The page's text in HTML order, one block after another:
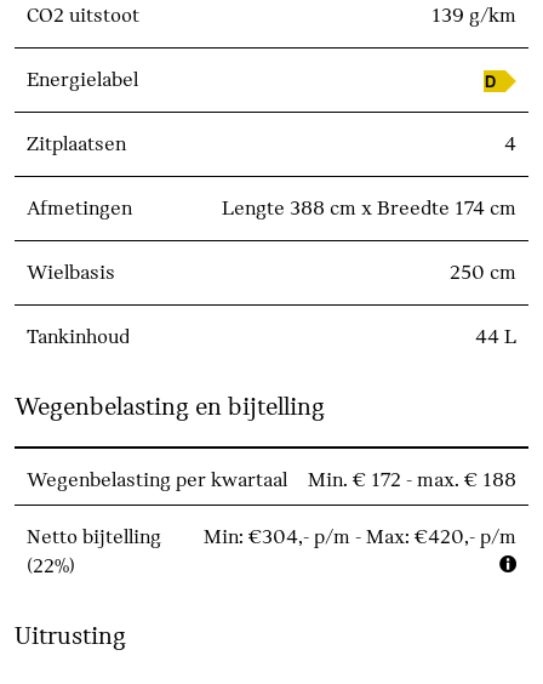
CO2 uitstoot 139 g/km
Energielabel
Zitplaatsen 4
Afmetingen Lengte 388 cm x Breedte 174 cm
Wielbasis 250 cm
Tankinhoud 44 L
Wegenbelasting en bijtelling
Wegenbelasting per kwartaal Min. € 172 - max. € 188
Netto bijtelling
(22%)
Min: €304,- p/m - Max: €420,- p/m
Uitrusting